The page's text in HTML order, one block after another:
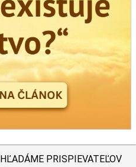
HĽADÁME PRISPIEVATEĽOV